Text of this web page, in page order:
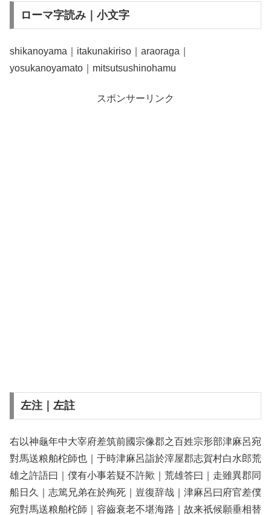
ローマ字読み｜小文字
shikanoyama｜itakunakiriso｜araoraga｜
yosukanoyamato｜mitsutsushinohamu
スポンサーリンク
左注｜左註
右以神龜年中大宰府差筑前國宗像郡之百姓宗形部津麻呂宛
對馬送粮舶柁師也｜于時津麻呂詣於滓屋郡志賀村白水郎荒
雄之許語曰｜僕有小事若疑不許歟｜荒雄答曰｜走雖異郡同
船日久｜志篤兄弟在於殉死｜豈復辞哉｜津麻呂曰府官差僕
宛對馬送粮舶柁師｜容齒衰老不堪海路｜故来祇候願垂相替